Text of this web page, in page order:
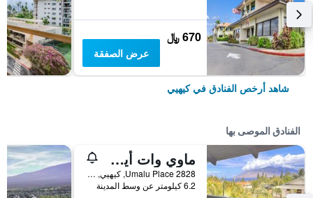
670 ﷼
عرض الصفقة
شاهد أرخص الفنادق في كيهيي
الفنادق الموصى بها
ماوي وات أيه واندرفول وورلد بي آند بي هاواي
2828 Umalu Place, كيهيي, ماوي, HI, الولايات المتحدة الأميريكية
6.2 كيلومتر عن وسط المدينة